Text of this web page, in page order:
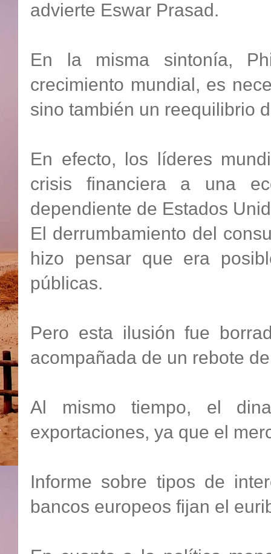
advierte Eswar Prasad.
En la misma sintonía,
crecimiento mundial, es
sino también un reequilibrio
En efecto, los líderes
crisis financiera a una
dependiente de Estados
El derrumbamiento del
hizo pensar que era
públicas.
Pero esta ilusión fue
acompañada de un rebote
Al mismo tiempo, el
exportaciones, ya que el
Informe sobre tipos de
bancos europeos fijan el